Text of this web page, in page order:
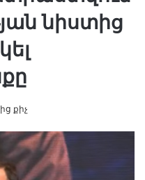
նիստից
քիչ